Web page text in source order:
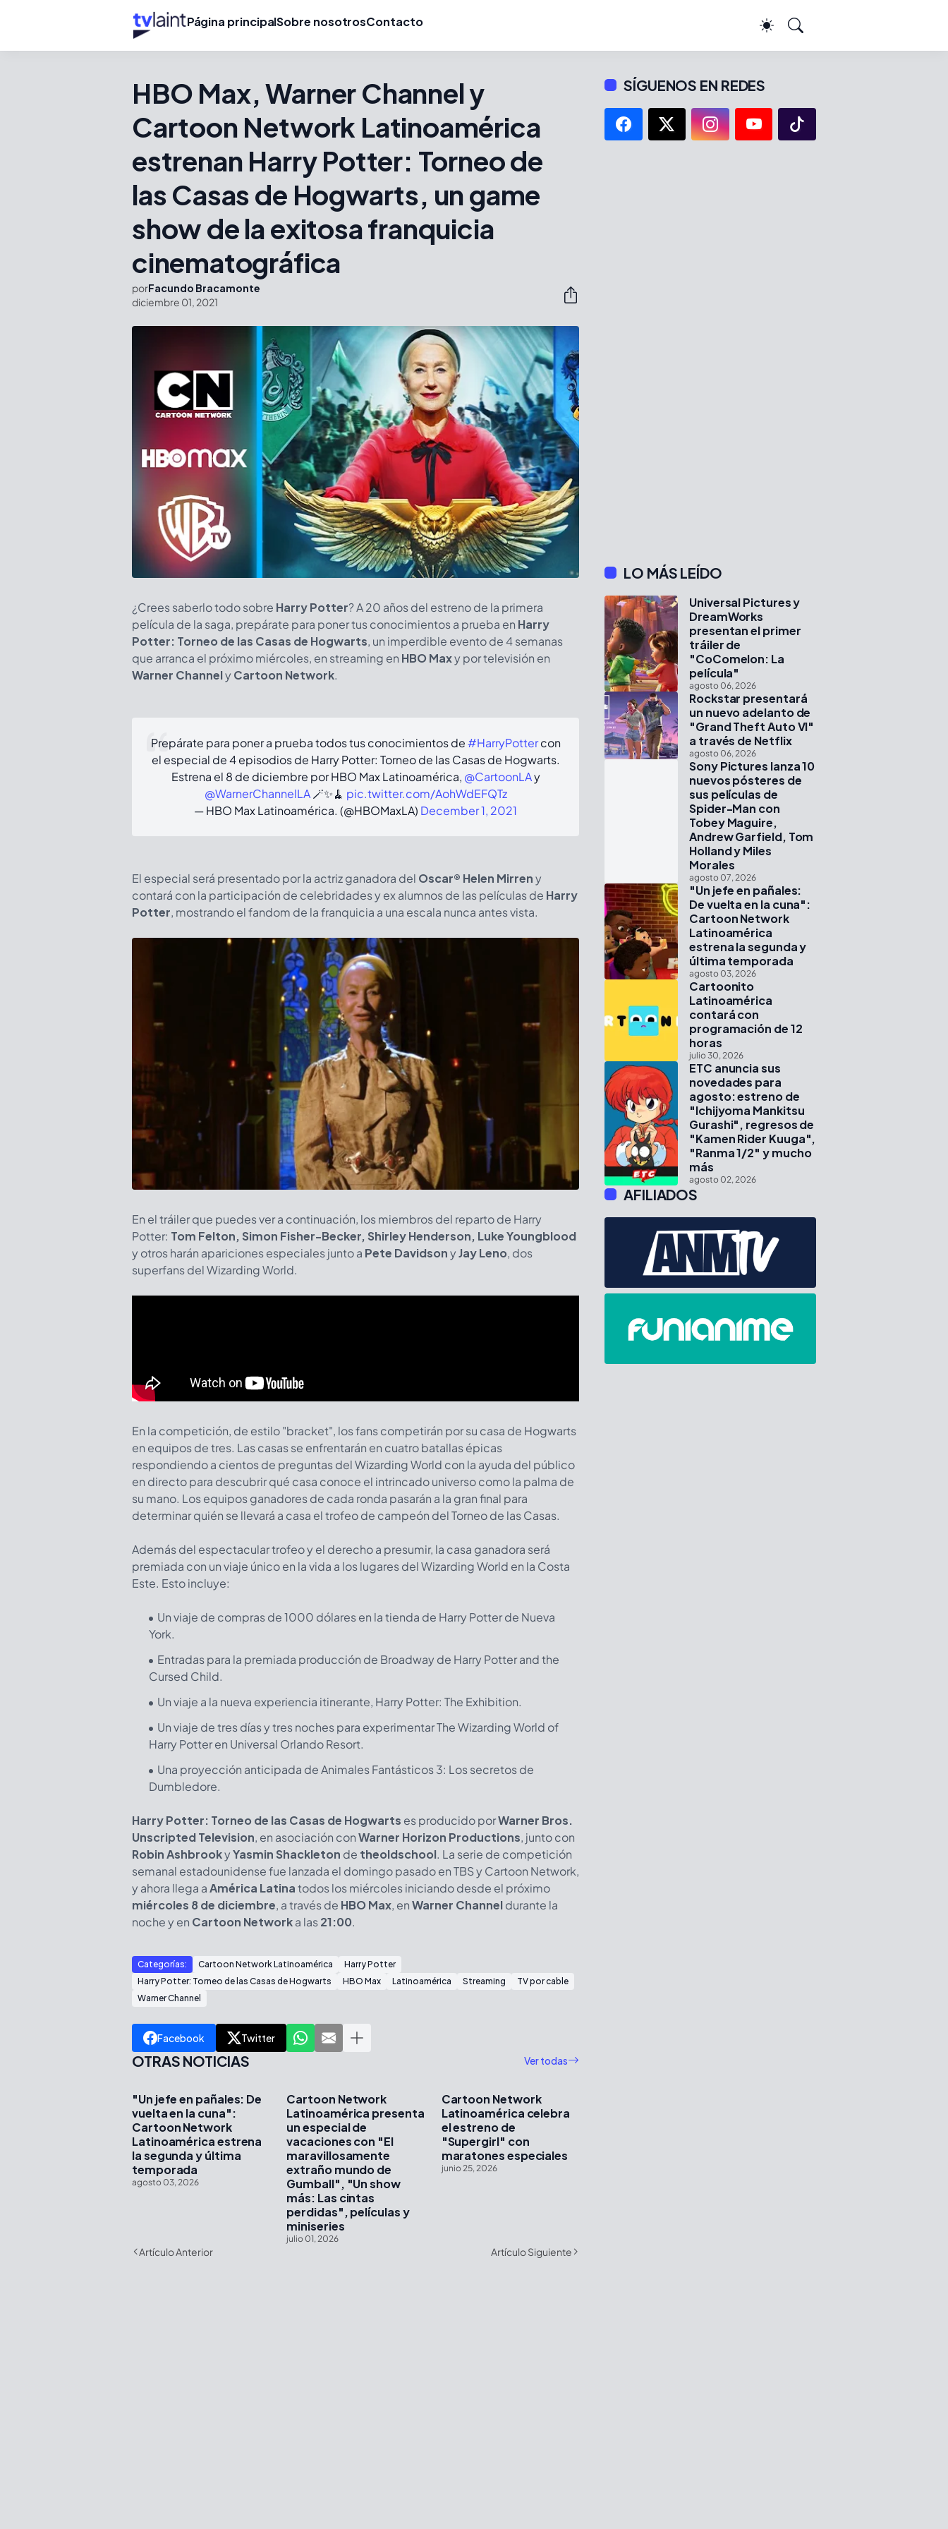
Página principalSobre nosotrosContacto
HBO Max, Warner Channel y
Cartoon Network Latinoamérica
estrenan Harry Potter: Torneo de
las Casas de Hogwarts, un game
show de la exitosa franquicia
cinematográfica
porFacundo Bracamonte
diciembre 01, 2021
¿Crees saberlo todo sobre Harry Potter? A 20 años del estreno de la primera
película de la saga, prepárate para poner tus conocimientos a prueba en Harry
Potter: Torneo de las Casas de Hogwarts, un imperdible evento de 4 semanas
que arranca el próximo miércoles, en streaming en HBO Maxy por televisión en
Warner ChannelyCartoon Network.
Prepárate para poner a prueba todos tus conocimientos de#HarryPottercon
el especial de 4 episodios de Harry Potter: Torneo de las Casas de Hogwarts.
Estrena el 8 de diciembre por HBO Max Latinoamérica, @CartoonLAy
@WarnerChannelLA🪄✨🧹 pic.twitter.com/AohWdEFQTz
— HBO Max Latinoamérica. (@HBOMaxLA) December 1, 2021
El especial será presentado por la actriz ganadora del Oscar® Helen Mirreny
contará con la participación de celebridades y ex alumnos de las películas de Harry
Potter, mostrando el fandom de la franquicia a una escala nunca antes vista.
En el tráiler que puedes ver a continuación, los miembros del reparto de Harry
Potter: Tom Felton, Simon Fisher-Becker, Shirley Henderson, Luke Youngblood
y otros harán apariciones especiales junto a Pete DavidsonyJay Leno, dos
superfans del Wizarding World.
En la competición, de estilo "bracket", los fans competirán por su casa de Hogwarts
en equipos de tres. Las casas se enfrentarán en cuatro batallas épicas
respondiendo a cientos de preguntas del Wizarding World con la ayuda del público
en directo para descubrir qué casa conoce el intrincado universo como la palma de
su mano. Los equipos ganadores de cada ronda pasarán a la gran final para
determinar quién se llevará a casa el trofeo de campeón del Torneo de las Casas.
Además del espectacular trofeo y el derecho a presumir, la casa ganadora será
premiada con un viaje único en la vida a los lugares del Wizarding World en la Costa
Este. Esto incluye:
Un viaje de compras de 1000 dólares en la tienda de Harry Potter de Nueva
York.
Entradas para la premiada producción de Broadway de Harry Potter and the
Cursed Child.
Un viaje a la nueva experiencia itinerante, Harry Potter: The Exhibition.
Un viaje de tres días y tres noches para experimentar The Wizarding World of
Harry Potter en Universal Orlando Resort.
Una proyección anticipada de Animales Fantásticos 3: Los secretos de
Dumbledore.
Harry Potter: Torneo de las Casas de Hogwarts es producido porWarner Bros.
Unscripted Television, en asociación conWarner Horizon Productions, junto con
Robin AshbrookyYasmin Shackleton de theoldschool. La serie de competición
semanal estadounidense fue lanzada el domingo pasado en TBS y Cartoon Network,
y ahora llega aAmérica Latinatodos los miércoles iniciando desde el próximo
miércoles 8 de diciembre, a través de HBO Max, enWarner Channeldurante la
noche y en Cartoon Networka las21:00.
Categorías: Cartoon Network Latinoamérica
Harry Potter
Harry Potter: Torneo de las Casas de Hogwarts
HBO Max Latinoamérica Streaming
TV por cable
Warner Channel
Facebook Twitter
OTRAS NOTICIAS Ver todas
"Un jefe en pañales: De
vuelta en la cuna":
Cartoon Network
Latinoamérica estrena
la segunda y última
temporada
agosto 03, 2026
Cartoon Network
Latinoamérica presenta
un especial de
vacaciones con "El
maravillosamente
extraño mundo de
Gumball", "Un show
más: Las cintas
perdidas", películas y
miniseries
julio 01, 2026
Cartoon Network
Latinoamérica celebra
el estreno de
"Supergirl" con
maratones especiales
junio 25, 2026
Artículo Anterior Artículo Siguiente
SÍGUENOS EN REDES
LO MÁS LEÍDO
Universal Pictures y
DreamWorks
presentan el primer
tráiler de
"CoComelon: La
película"
agosto 06, 2026
Rockstar presentará
un nuevo adelanto de
"Grand Theft Auto VI"
a través de Netflix
agosto 06, 2026
Sony Pictures lanza 10
nuevos pósteres de
sus películas de
Spider-Man con
Tobey Maguire,
Andrew Garfield, Tom
Holland y Miles
Morales
agosto 07, 2026
"Un jefe en pañales:
De vuelta en la cuna":
Cartoon Network
Latinoamérica
estrena la segunda y
última temporada
agosto 03, 2026
Cartoonito
Latinoamérica
contará con
programación de 12
horas
julio 30, 2026
ETC anuncia sus
novedades para
agosto: estreno de
"Ichijyoma Mankitsu
Gurashi", regresos de
"Kamen Rider Kuuga",
"Ranma 1/2" y mucho
más
agosto 02, 2026
AFILIADOS